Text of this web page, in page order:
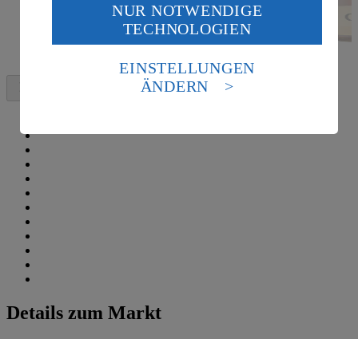
Details zum Markt
Wenn du auf „Aktivieren“ klickst, willigst du im Sinne
des Art. 49 Abs. 1 Satz 1 lit. a) DSGVO ein, dass deine
Daten in den USA verarbeitet werden. Der EuGH sieht
die USA als Land mit einem nach europäischen
Standards nicht angemessenen Datenschutzniveau an.
Es besteht das Risiko eines Zugriffs durch US-
Informationen zum Herausgeber der Seite findest du
NUR NOTWENDIGE
TECHNOLOGIEN
EINSTELLUNGEN
ÄNDERN